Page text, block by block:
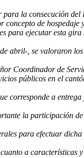
la consecución
de hospedaje
para ejecutar esta
abril-, se valoraron
Coordinador de
públicos en el
a
la
para efectuar
a